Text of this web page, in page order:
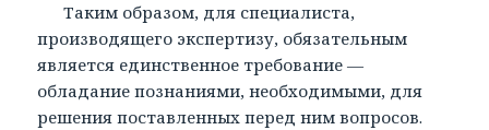
Таким образом, для специалиста,
производящего экспертизу, обязательным
является единственное требование —
обладание познаниями, необходимыми, для
решения поставленных перед ним вопросов.